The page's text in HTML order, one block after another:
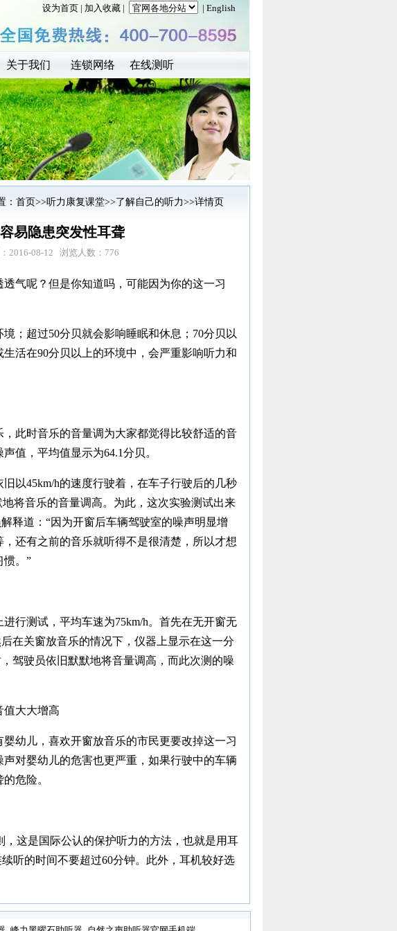
设为首页 | 加入收藏 | | English
关于我们 连锁网络 在线测听
： 首页>>听力康复课堂>>了解自己的听力>>详情页
易隐患突发性耳聋
2016-08-12 浏览人数：776
气呢？但是你知道吗，可能因为你的这一习
；超过50分贝就会影响睡眠和休息；70分贝以
活在90分贝以上的环境中，会严重影响听力和
此时音乐的音量调为大家都觉得比较舒适的音
值，平均值显示为64.1分贝。
以45km/h的速度行驶着，在车子行驶后的几秒
将音乐的音量调高。为此，这次实验测试出来
释道：“因为开窗后车辆驾驶室的噪声明显增
还有之前的音乐就听得不是很清楚，所以才想
惯。”
行测试，平均车速为75km/h。首先在无开窗无
在关窗放音乐的情况下，仪器上显示在这一分
驾驶员依旧默默地将音量调高，而此次测的噪
值大大增高
幼儿，喜欢开窗放音乐的市民更要改掉这一习
对婴幼儿的危害也更严重，如果行驶中的车辆
危险。
，这是国际公认的保护听力的方法，也就是用耳
听的时间不要超过60分钟。此外，耳机较好选